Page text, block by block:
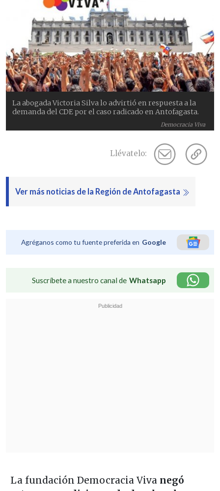
Democracia Viva
La abogada Victoria Silva lo advirtió en respuesta a la
demanda del CDE por el caso radicado en Antofagasta.
Llévatelo:
Ver más noticias de la Región de Antofagasta
Agréganos como tu fuente preferida en Google
Suscríbete a nuestro canal de Whatsapp
La fundación Democracia Viva negó